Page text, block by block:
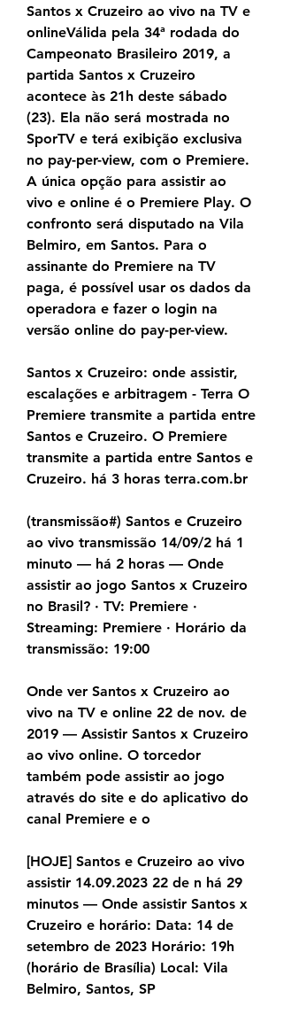
Santos x Cruzeiro ao vivo na TV e
onlineVálida pela 34ª rodada do
Campeonato Brasileiro 2019, a
partida Santos x Cruzeiro
acontece às 21h deste sábado
(23). Ela não será mostrada no
SporTV e terá exibição exclusiva
no pay-per-view, com o Premiere.
A única opção para assistir ao
vivo e online é o Premiere Play. O
confronto será disputado na Vila
Belmiro, em Santos. Para o
assinante do Premiere na TV
paga, é possível usar os dados da
operadora e fazer o login na
versão online do pay-per-view.
Santos x Cruzeiro: onde assistir,
escalações e arbitragem - Terra O
Premiere transmite a partida entre
Santos e Cruzeiro. O Premiere
transmite a partida entre Santos e
Cruzeiro. há 3 horas terra.com.br
(transmissão#) Santos e Cruzeiro
ao vivo transmissão 14/09/2 há 1
minuto — há 2 horas — Onde
assistir ao jogo Santos x Cruzeiro
no Brasil? · TV: Premiere ·
Streaming: Premiere · Horário da
transmissão: 19:00
Onde ver Santos x Cruzeiro ao
vivo na TV e online 22 de nov. de
2019 — Assistir Santos x Cruzeiro
ao vivo online. O torcedor
também pode assistir ao jogo
através do site e do aplicativo do
canal Premiere e o
[HOJE] Santos e Cruzeiro ao vivo
assistir 14.09.2023 22 de n há 29
minutos — Onde assistir Santos x
Cruzeiro e horário: Data: 14 de
setembro de 2023 Horário: 19h
(horário de Brasília) Local: Vila
Belmiro, Santos, SP